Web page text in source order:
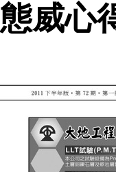
態威心